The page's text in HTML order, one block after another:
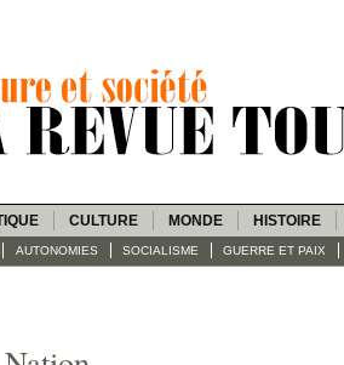
CULTURE MONDE HISTOIRE
AUTONOMIES SOCIALISME GUERRE ET PAIX